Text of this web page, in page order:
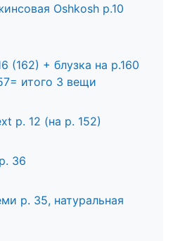
Oshkosh р.10
(162) + блузка на р.160
итого 3 вещи
р. 12 (на р. 152)
36
р. 35, натуральная